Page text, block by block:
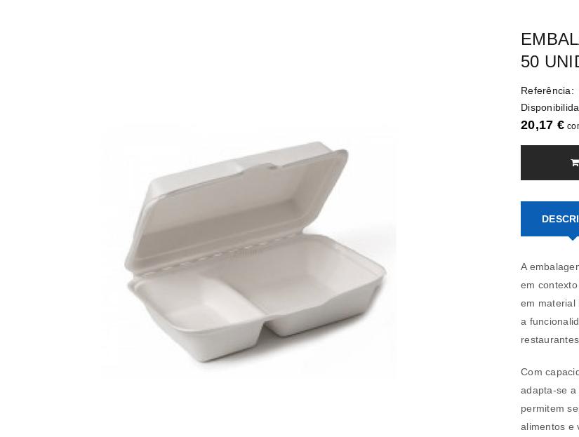
50
Referência:
20,17 €
A
em
em material
a
Com
adapta-se a
permitem
alimentos e